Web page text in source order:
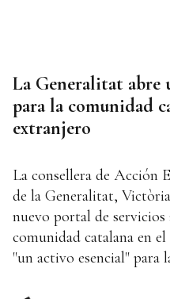
La Generalitat abre
para la comunidad
extranjero
La consellera de
de la Generalitat,
nuevo portal de
comunidad catalana en
"un activo esencial" para